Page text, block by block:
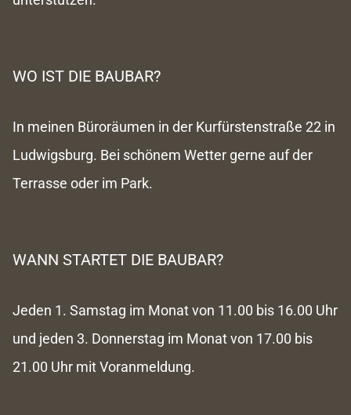
WO IST DIE BAUBAR?
In meinen Büroräumen in der Kurfürstenstraße 22 in
Ludwigsburg. Bei schönem Wetter gerne auf der
Terrasse oder im Park.
WANN STARTET DIE BAUBAR?
Jeden 1. Samstag im Monatvon 11.00 bis 16.00 Uhr
und jeden 3. Donnerstag im Monatvon 17.00 bis
21.00 Uhr mit Voranmeldung.